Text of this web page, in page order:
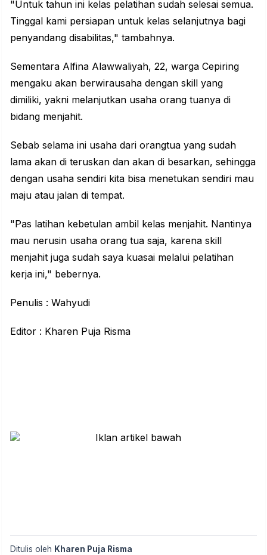
"Untuk tahun ini kelas pelatihan sudah selesai semua.
Tinggal kami persiapan untuk kelas selanjutnya bagi
penyandang disabilitas," tambahnya.
Sementara Alfina Alawwaliyah, 22, warga Cepiring
mengaku akan berwirausaha dengan skill yang
dimiliki, yakni melanjutkan usaha orang tuanya di
bidang menjahit.
Sebab selama ini usaha dari orangtua yang sudah
lama akan di teruskan dan akan di besarkan, sehingga
dengan usaha sendiri kita bisa menetukan sendiri mau
maju atau jalan di tempat.
"Pas latihan kebetulan ambil kelas menjahit. Nantinya
mau nerusin usaha orang tua saja, karena skill
menjahit juga sudah saya kuasai melalui pelatihan
kerja ini," bebernya.
Penulis : Wahyudi
Editor : Kharen Puja Risma
Ditulis oleh Kharen Puja Risma